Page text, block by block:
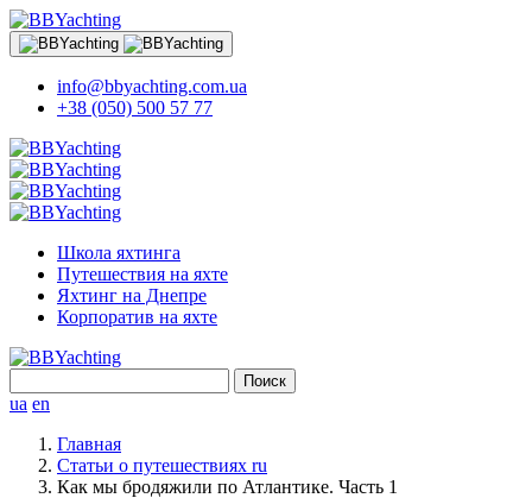
info@bbyachting.com.ua
+38 (050) 500 57 77
Школа яхтинга
Путешествия на яхте
Яхтинг на Днепре
Корпоратив на яхте
ua en
Главная
Статьи о путешествиях ru
Как мы бродяжили по Атлантике. Часть 1